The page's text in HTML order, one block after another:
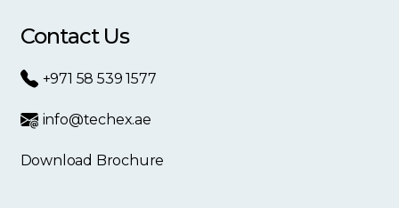
Contact Us
+971 58 539 1577
info@techex.ae
Download Brochure